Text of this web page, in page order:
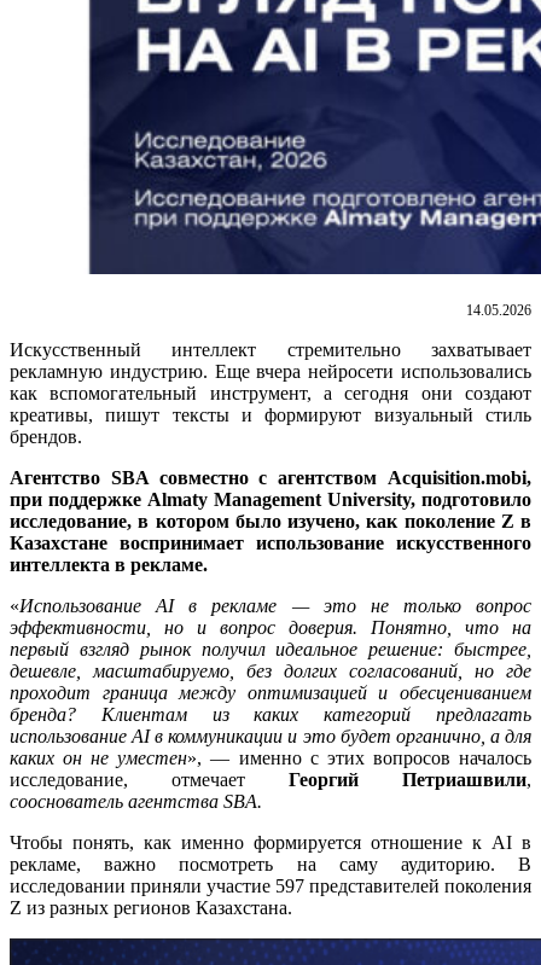
14.05.2026
Искусственный интеллект стремительно захватывает
рекламную индустрию. Еще вчера нейросети использовались
как вспомогательный инструмент, а сегодня они создают
креативы, пишут тексты и формируют визуальный стиль
брендов.
Агентство SBA совместно с агентством Acquisition.mobi,
при поддержке Almaty Management University, подготовило
исследование, в котором было изучено, как поколение Z в
Казахстане воспринимает использование искусственного
интеллекта в рекламе.
«Использование AI в рекламе — это не только вопрос
эффективности, но и вопрос доверия. Понятно, что на
первый взгляд рынок получил идеальное решение: быстрее,
дешевле, масштабируемо, без долгих согласований, но где
проходит граница между оптимизацией и обесцениванием
бренда? Клиентам из каких категорий предлагать
использованиеAI в коммуникации и это будет органично, а для
каких он не уместен», — именно с этих вопросов началось
исследование, отмечает Георгий Петриашвили,
сооснователь агентства SBA.
Чтобы понять, как именно формируется отношение к AI в
рекламе, важно посмотреть на саму аудиторию. В
исследовании приняли участие 597 представителей поколения
Z из разных регионов Казахстана.